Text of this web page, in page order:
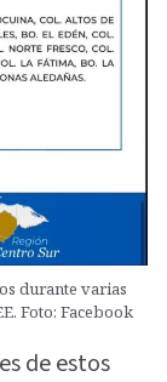
durante varias
Foto: Facebook
de estos